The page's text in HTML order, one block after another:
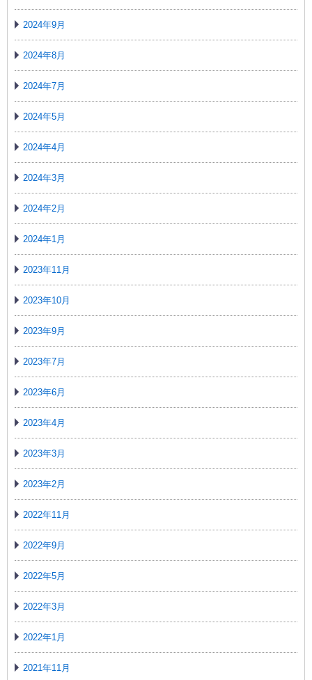
2024年9月
2024年8月
2024年7月
2024年5月
2024年4月
2024年3月
2024年2月
2024年1月
2023年11月
2023年10月
2023年9月
2023年7月
2023年6月
2023年4月
2023年3月
2023年2月
2022年11月
2022年9月
2022年5月
2022年3月
2022年1月
2021年11月